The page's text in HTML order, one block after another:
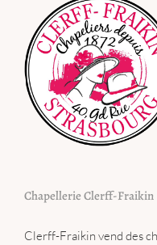
Chapellerie Clerff-Fraikin
Clerff-Fraikin vend des